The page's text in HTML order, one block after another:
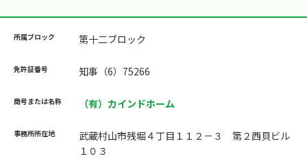
第十二ブロック
知事（6）75266
（有）カインドホーム
武蔵村山市残堀４丁目１１２－３ 第２西貝ビル
１０３